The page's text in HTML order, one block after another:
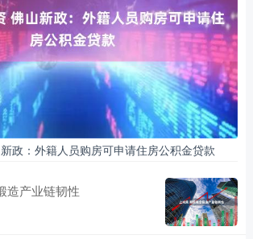
政：外籍人员购房可申请住房公积金贷款
造产业链韧性